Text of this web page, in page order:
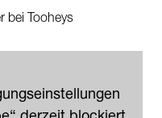
bei Tooheys